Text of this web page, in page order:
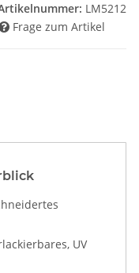
UV
LM5212
Frage zum Artikel